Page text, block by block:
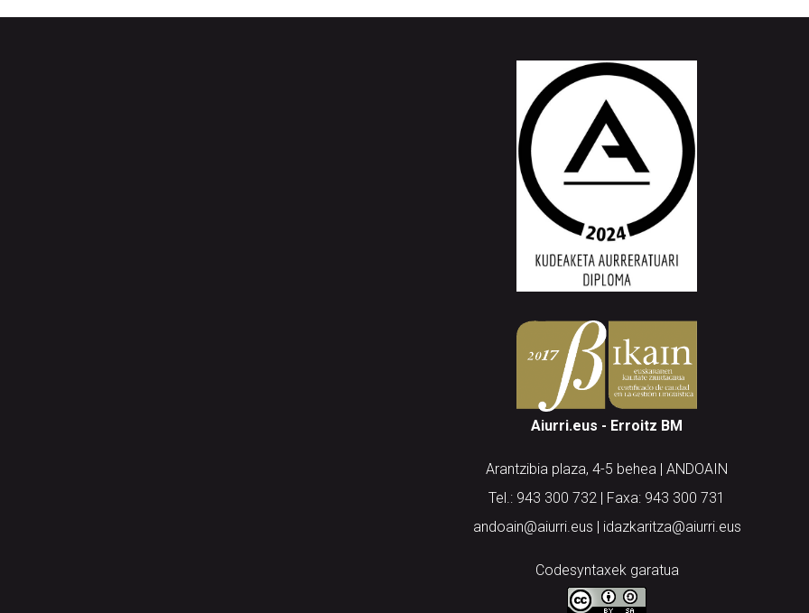
Aiurri.eus - Erroitz BM
Arantzibia plaza, 4-5 behea | ANDOAIN
Tel.: 943 300 732 | Faxa: 943 300 731
andoain@aiurri.eus | idazkaritza@aiurri.eus
Codesyntaxek garatua